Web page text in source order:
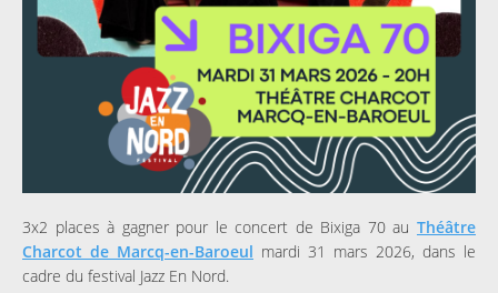
3x2 places à gagner pour le concert de Bixiga 70 au Théâtre
Charcot de Marcq-en-Baroeul mardi 31 mars 2026, dans le
cadre du festival Jazz En Nord.